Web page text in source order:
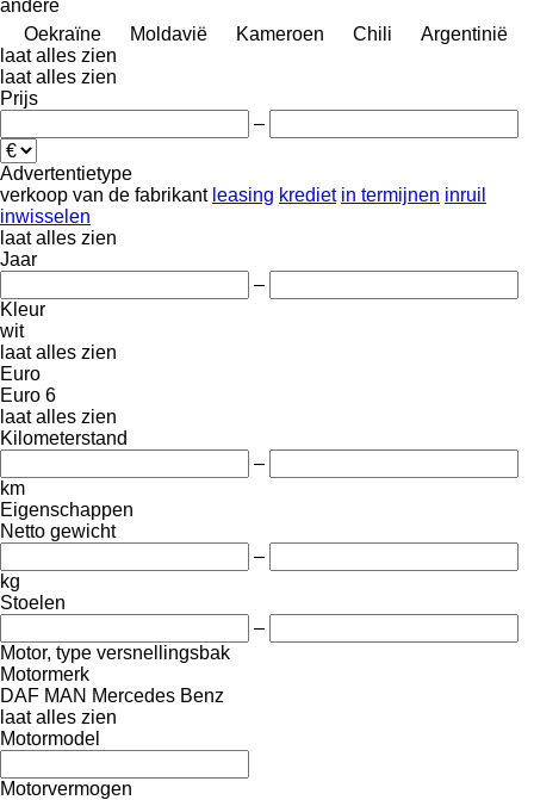
andere
Oekraïne
Moldavië Kameroen Chili
Argentinië
laat alles zien
laat alles zien
Prijs
–
Advertentietype
verkoop van de fabrikant leasing krediet in termijnen inruil
inwisselen
laat alles zien
Jaar
–
Kleur
wit
laat alles zien
Euro
Euro 6
laat alles zien
Kilometerstand
–
km
Eigenschappen
Netto gewicht
–
kg
Stoelen
–
Motor, type versnellingsbak
Motormerk
DAF MAN Mercedes Benz
laat alles zien
Motormodel
Motorvermogen